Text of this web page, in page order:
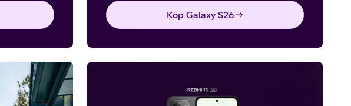
Köp Galaxy S26